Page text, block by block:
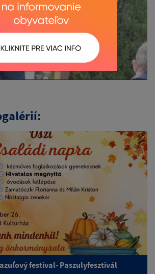
festival- Paszulyfesztivál